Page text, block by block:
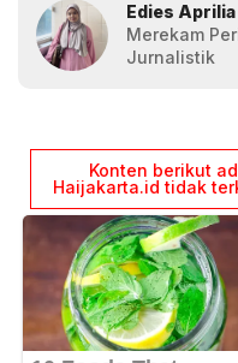
Edies Aprilia
Merekam
Jurnalistik